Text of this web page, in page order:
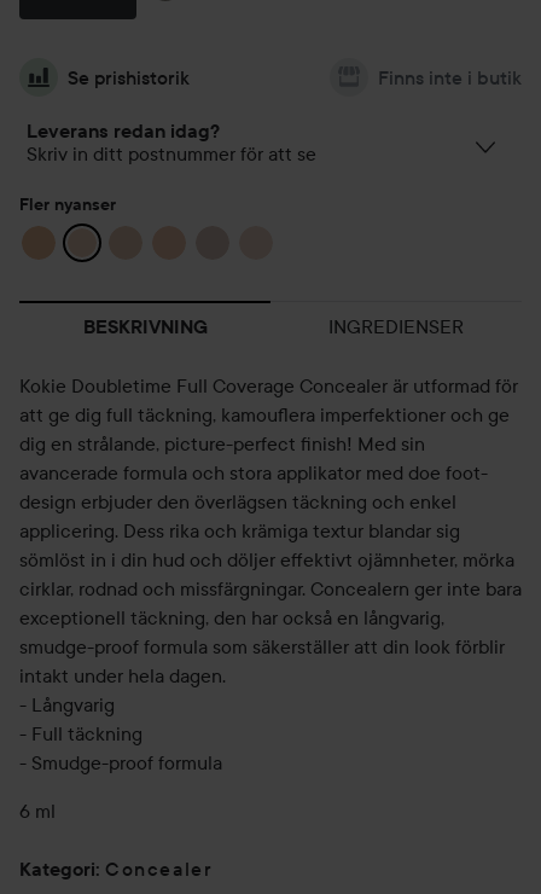
Se prishistorik Finns inte i butik
Leverans redan idag?
Skriv in ditt postnummer för att se
Fler nyanser
BESKRIVNING INGREDIENSER
Kokie Doubletime Full Coverage Concealer är utformad för
att ge dig full täckning, kamouflera imperfektioner och ge
dig en strålande, picture-perfect finish! Med sin
avancerade formula och stora applikator med doe foot-
design erbjuder den överlägsen täckning och enkel
applicering. Dess rika och krämiga textur blandar sig
sömlöst in i din hud och döljer effektivt ojämnheter, mörka
cirklar, rodnad och missfärgningar. Concealern ger inte bara
exceptionell täckning, den har också en långvarig,
smudge-proof formula som säkerställer att din look förblir
intakt under hela dagen.
- Långvarig
- Full täckning
- Smudge-proof formula
6 ml
Kategori: Concealer